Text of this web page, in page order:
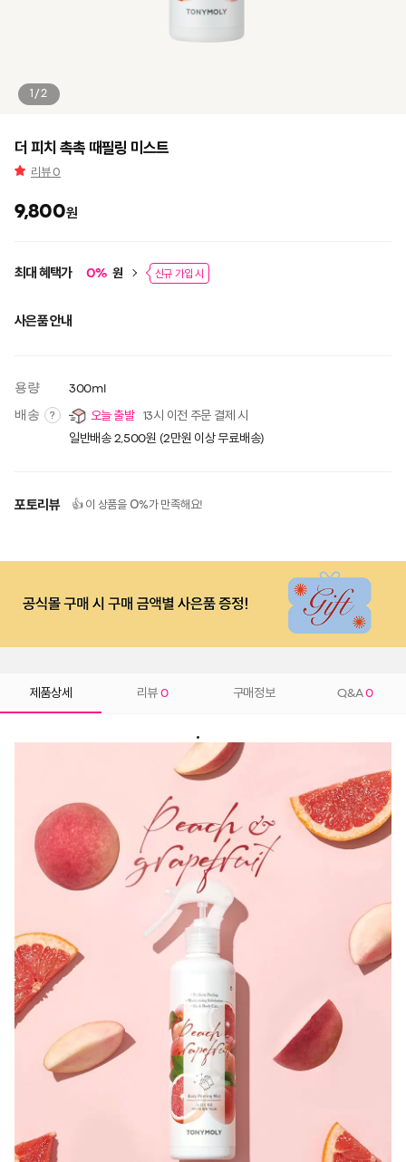
1/2
더 피치 촉촉 때필링 미스트
리뷰0
9,800원
최대 혜택가 0% 원 신규 가입 시
사은품 안내
용량 300ml
배송 ? 오늘 출발 13시 이전 주문 결제 시
일반배송 2,500원 (2만원 이상 무료배송)
포토리뷰 👍 이 상품을 0%가 만족해요!
제품상세 리뷰 0 구매정보 Q&A0